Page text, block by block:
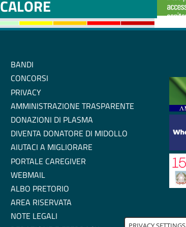
CALORE
BANDI
CONCORSI
PRIVACY
AMMINISTRAZIONE TRASPARENTE
DONAZIONI DI PLASMA
DIVENTA DONATORE DI MIDOLLO
AIUTACI A MIGLIORARE
PORTALE CAREGIVER
WEBMAIL
ALBO PRETORIO
AREA RISERVATA
NOTE LEGALI